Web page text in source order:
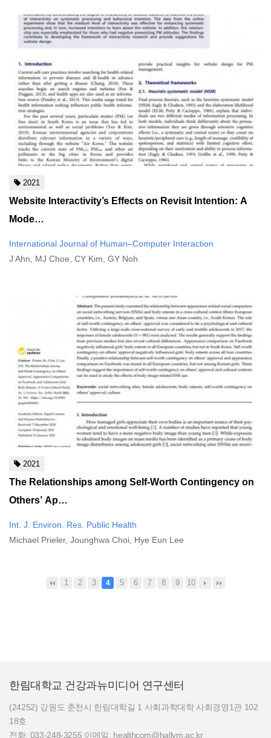
2021
Website Interactivity’s Effects on Revisit Intention: A
Mode…
International Journal of Human–Computer Interaction
J Ahn, MJ Choe, CY Kim, GY Noh
2021
The Relationships among Self-Worth Contingency on
Others’ Ap…
Int. J. Environ. Res. Public Health
Michael Prieler, Jounghwa Choi, Hye Eun Lee
1 2 3 4 5 6 7 8 9 10
한림대학교 건강과뉴미디어 연구센터
(24252) 강원도 춘천시 한림대학길 1 사회과학대학 사회경영1관 102
18호
전화: 033-248-3255 이메일: healthcom@hallym.ac.kr